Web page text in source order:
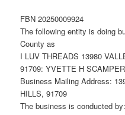
FBN 20250009924
The following entity is doing
County as
I LUV THREADS 13980
91709: YVETTE H
Business Mailing Address:
HILLS, 91709
The business is conducted